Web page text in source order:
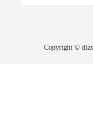
Copyright ©